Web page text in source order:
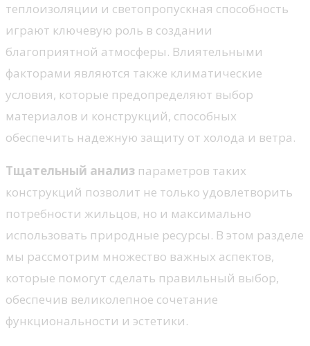
теплоизоляции и светопропускная способность
играют ключевую роль в создании
благоприятной атмосферы. Влиятельными
факторами являются также климатические
условия, которые предопределяют выбор
материалов и конструкций, способных
обеспечить надежную защиту от холода и ветра.
Тщательный анализ параметров таких
конструкций позволит не только удовлетворить
потребности жильцов, но и максимально
использовать природные ресурсы. В этом разделе
мы рассмотрим множество важных аспектов,
которые помогут сделать правильный выбор,
обеспечив великолепное сочетание
функциональности и эстетики.